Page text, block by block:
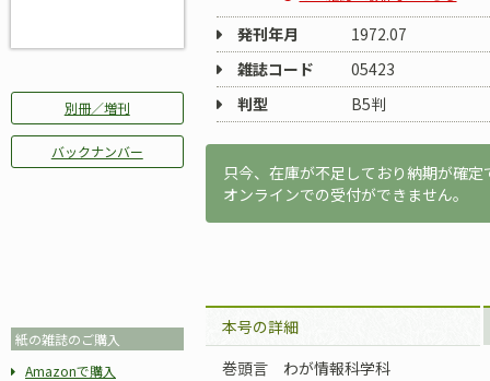
別冊／増刊
バックナンバー
発刊年月
1972.07
雑誌コード
05423
判型
B5判
只今、在庫が不足しており納期が確定
オンラインでの受付ができません。
紙の雑誌のご購入
Amazonで購入
本号の詳細
巻頭言 わが情報科学科